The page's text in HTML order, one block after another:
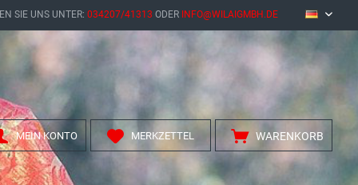
SIE UNS UNTER: 034207/41313 ODER INFO@WILAIGMBH.DE DE
WARENKORB
MERKZETTEL
MEIN KONTO